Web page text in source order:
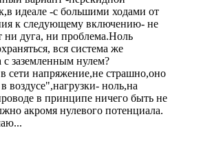
идеале -с большими ходами от
к следующему включению- не
ни дуга, ни проблема.Ноль
вся система же
с заземленным нулем?
сети напряжение,не страшно,оно
воздусе",нагрузки- ноль,на
в принципе ничего быть не
акромя нулевого потенциала.